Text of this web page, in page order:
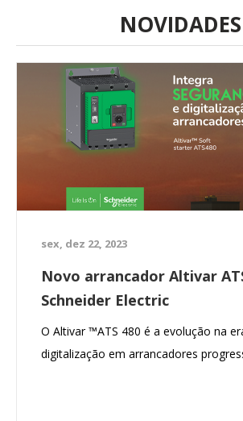
NOVIDADES
sex, dez 22, 2023
Novo arrancador Altivar
Schneider Electric
O Altivar ™ATS 480 é a evolução na
digitalização em arrancadores